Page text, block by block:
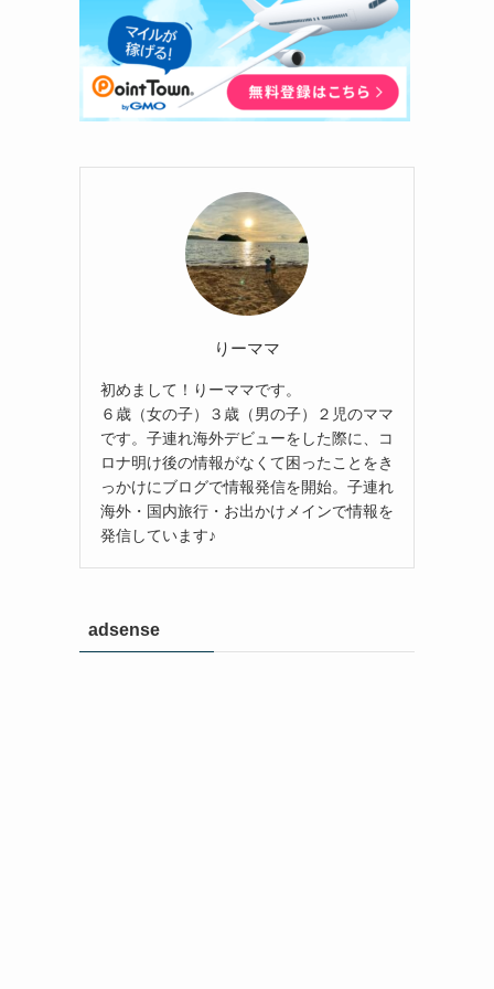
りーママ
初めまして！りーママです。
６歳（女の子）３歳（男の子）２児のママ
です。子連れ海外デビューをした際に、コ
ロナ明け後の情報がなくて困ったことをき
っかけにブログで情報発信を開始。子連れ
海外・国内旅行・お出かけメインで情報を
発信しています♪
adsense